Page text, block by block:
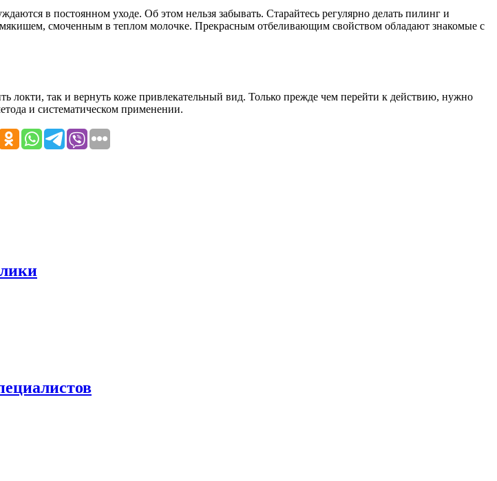
в постоянном уходе. Об этом нельзя забывать. Старайтесь регулярно делать пилинг и
смоченным в теплом молочке. Прекрасным отбеливающим свойством обладают знакомые с
так и вернуть коже привлекательный вид. Только прежде чем перейти к действию, нужно
и систематическом применении.